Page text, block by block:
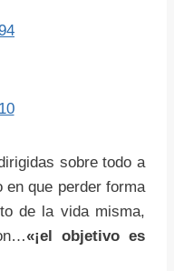
sobre todo a
en que perder forma
de la vida misma,
«¡el objetivo es